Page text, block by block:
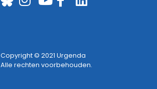
Copyright © 2021 Urgenda
Alle rechten voorbehouden.